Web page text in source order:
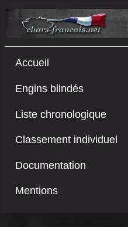
Accueil
Engins blindés
Liste chronologique
Classement individuel
Documentation
Mentions